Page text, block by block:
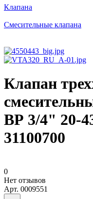
Клапана
Смесительные клапана
Клапан
ВР 3/4" 20-
31100700
0
Нет отзывов
Арт. 0009551